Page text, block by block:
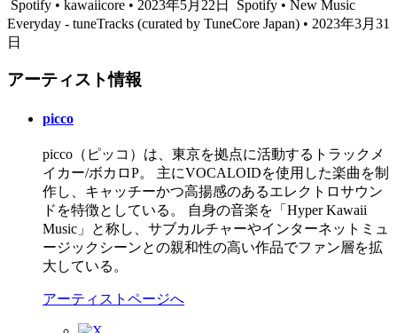
Spotify • kawaiicore • 2023年5月22日
Spotify • New Music
Everyday - tuneTracks (curated by TuneCore Japan) • 2023年3月31
日
アーティスト情報
picco
picco（ピッコ）は、東京を拠点に活動するトラックメ
イカー/ボカロP。 主にVOCALOIDを使用した楽曲を制
作し、キャッチーかつ高揚感のあるエレクトロサウン
ドを特徴としている。 自身の音楽を「Hyper Kawaii
Music」と称し、サブカルチャーやインターネットミュ
ージックシーンとの親和性の高い作品でファン層を拡
大している。
アーティストページへ